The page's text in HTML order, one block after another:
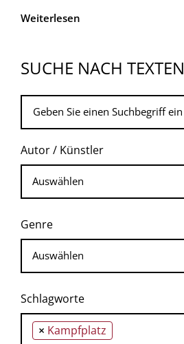
Weiterlesen
SUCHE NACH TEXTEN
Autor / Künstler
Genre
Schlagworte
× Kampfplatz